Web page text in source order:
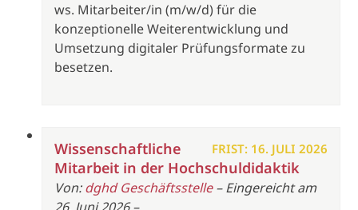
ws. Mitarbeiter/in (m/w/d) für die
konzeptionelle Weiterentwicklung und
Umsetzung digitaler Prüfungsformate zu
besetzen.
FRIST: 16. JULI 2026
Wissenschaftliche
Mitarbeit in der Hochschuldidaktik
Von:dghd Geschäftsstelle– Eingereicht am